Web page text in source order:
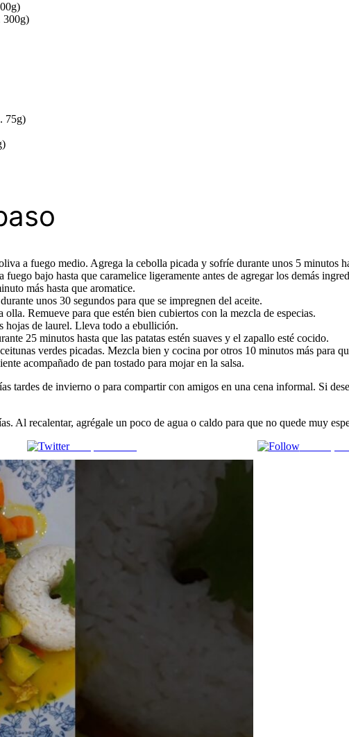
300g)
75g)
a fuego medio. Agrega la cebolla picada y sofríe durante unos 5 minutos
bajo hasta que caramelice ligeramente antes de agregar los demás
más hasta que aromatice.
unos 30 segundos para que se impregnen del aceite.
Remueve para que estén bien cubiertos con la mezcla de especias.
hojas de laurel. Lleva todo a ebullición.
25 minutos hasta que las patatas estén suaves y el zapallo esté cocido.
verdes picadas. Mezcla bien y cocina por otros 10 minutos más para
acompañado de pan tostado para mojar en la salsa.
tardes de invierno o para compartir con amigos en una cena informal. Si
Al recalentar, agrégale un poco de agua o caldo para que no quede muy
Comparte en X Enviar por